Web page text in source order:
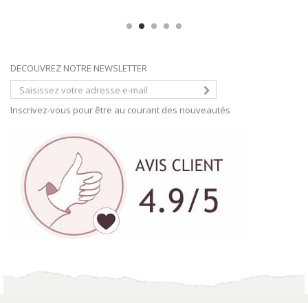
DECOUVREZ NOTRE NEWSLETTER
Inscrivez-vous pour être au courant des nouveautés